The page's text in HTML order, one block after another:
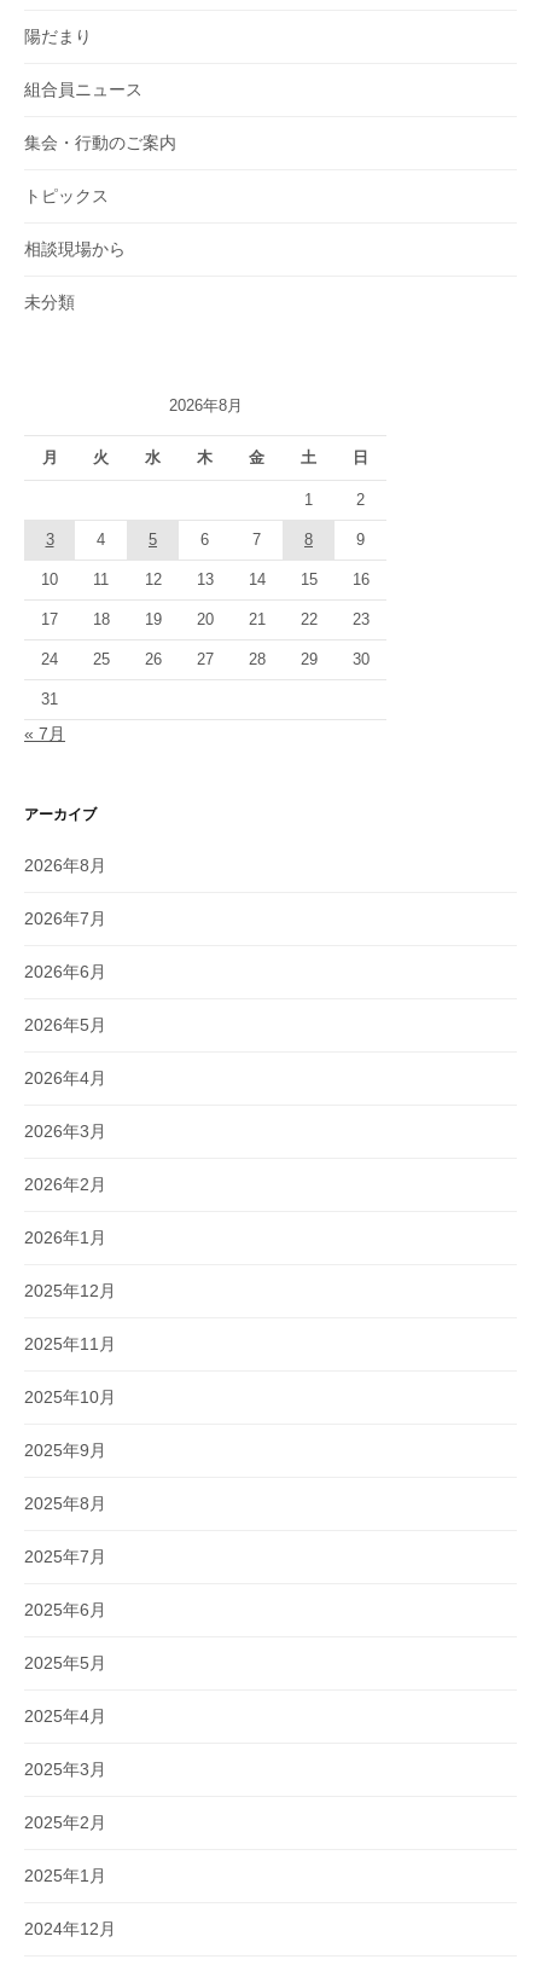
陽だまり
組合員ニュース
集会・行動のご案内
トピックス
相談現場から
未分類
2026年8月
月 火 水 木 金 土 日
1 2
3 4 5 6 7 8 9
10 11 12 13 14 15 16
17 18 19 20 21 22 23
24 25 26 27 28 29 30
31
« 7月
アーカイブ
2026年8月
2026年7月
2026年6月
2026年5月
2026年4月
2026年3月
2026年2月
2026年1月
2025年12月
2025年11月
2025年10月
2025年9月
2025年8月
2025年7月
2025年6月
2025年5月
2025年4月
2025年3月
2025年2月
2025年1月
2024年12月